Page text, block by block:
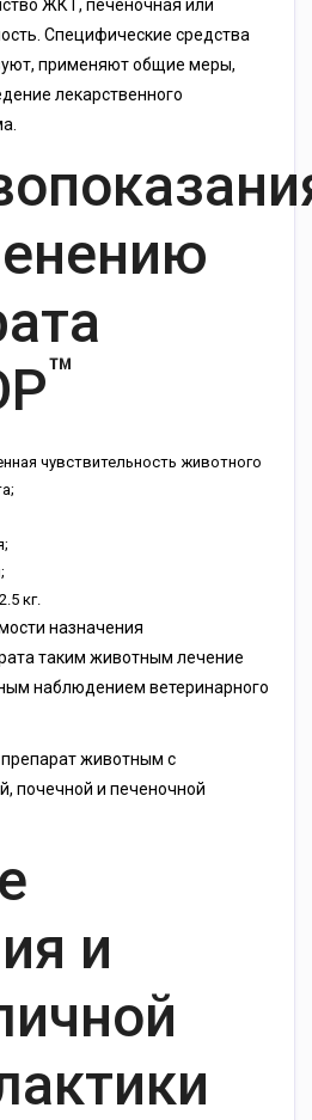
ЖКТ, печеночная или
Специфические средства
применяют общие меры,
лекарственного
™
чувствительность животного
кг.
назначения
таким животным лечение
наблюдением ветеринарного
животным с
почечной и печеночной
и